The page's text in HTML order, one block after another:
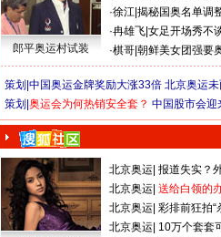
郎平奥运村试装
·徐江 揭秘国奥名单调
·冉雄飞 女足开场秀不
·棋哥 朝鲜美女团强要
策划| 中国奥运金牌奖励大涨33倍 北京奥运
策划| 奥运会为何热销安全套？ 中国股市会迎
北京奥运 报道失实？
北京奥运 送给白领的
北京奥运 彩排前狂拍“
北京奥运 10万个套套